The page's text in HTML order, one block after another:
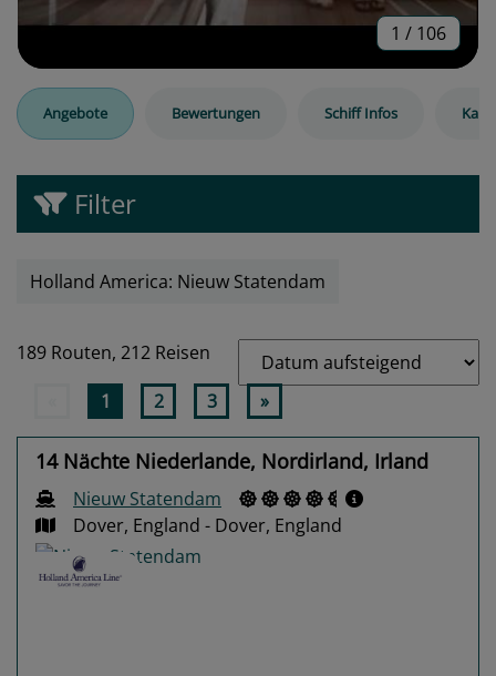
1 / 106
Angebote Bewertungen Schiff Infos
Filter
Holland America: Nieuw Statendam
189 Routen, 212 Reisen
1 2 3 »
14 Nächte Niederlande, Nordirland, Irland
Nieuw Statendam
Dover, England - Dover, England